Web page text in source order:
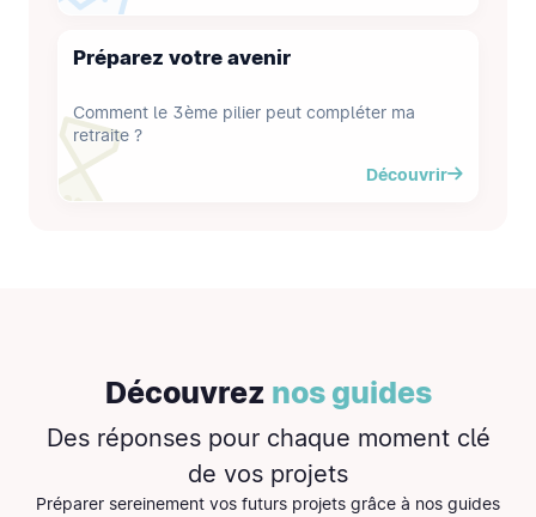
Préparez votre avenir
Comment le 3ème pilier peut compléter ma
retraite ?
Découvrir
Découvrez nos guides
Des réponses pour chaque moment clé
de vos projets
Préparer sereinement vos futurs projets grâce à nos guides